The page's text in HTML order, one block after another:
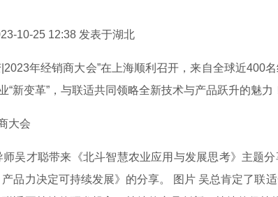
10-25 12:38 发表于湖北
|2023年经销商大会”在上海顺利召开，来自全球近400
“新变革”，与联适共同领略全新技术与产品跃升的魅力
大会
吴才聪带来《北斗智慧农业应用与发展思考》主题
品力决定可持续发展》的分享。 图片 吴总肯定了联